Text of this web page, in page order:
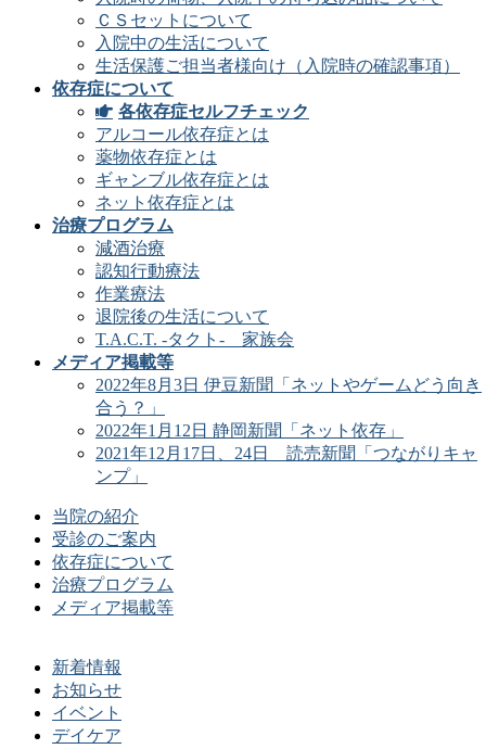
ＣＳセットについて
入院中の生活について
生活保護ご担当者様向け（入院時の確認事項）
依存症について
各依存症セルフチェック
アルコール依存症とは
薬物依存症とは
ギャンブル依存症とは
ネット依存症とは
治療プログラム
減酒治療
認知行動療法
作業療法
退院後の生活について
T.A.C.T. -タクト- 家族会
メディア掲載等
2022年8月3日 伊豆新聞「ネットやゲームどう向き
合う？」
2022年1月12日 静岡新聞「ネット依存」
2021年12月17日、24日 読売新聞「つながりキャ
ンプ」
当院の紹介
受診のご案内
依存症について
治療プログラム
メディア掲載等
新着情報
お知らせ
イベント
デイケア